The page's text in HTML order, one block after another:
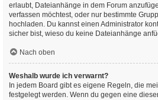
erlaubt, Dateianhänge in dem Forum
verfassen möchtest, oder nur bestimmte
hochladen. Du kannst einen Administrator
sicher bist, wieso du keine Dateianhänge
Nach oben
Weshalb wurde ich verwarnt?
In jedem Board gibt es eigene Regeln, die
festgelegt werden. Wenn du gegen eine